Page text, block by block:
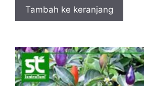
Tambah ke keranjang